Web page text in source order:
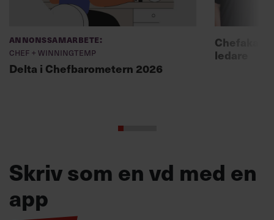
Annonssamarbete:
Chef + Winningtemp
Delta i Chefbarometern 2026
ledare
Skriv som en vd med en
app